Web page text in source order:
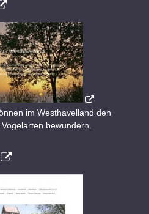
im Westhavelland den
bewundern.